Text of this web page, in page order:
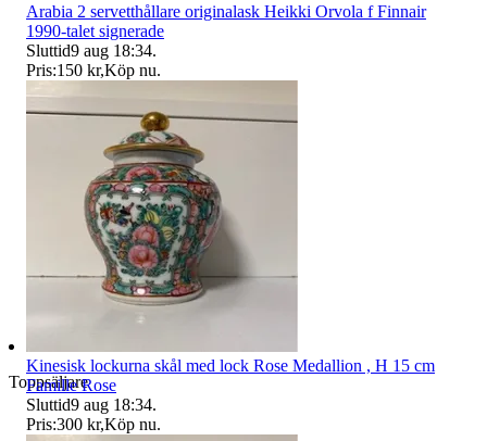
Toppsäljare
Arabia 2 servetthållare originalask Heikki Orvola f Finnair
1990-talet signerade
Sluttid9 aug 18:34.
Pris:150 kr,Köp nu.
Kinesisk lockurna skål med lock Rose Medallion , H 15 cm
Famille Rose
Sluttid9 aug 18:34.
Pris:300 kr,Köp nu.